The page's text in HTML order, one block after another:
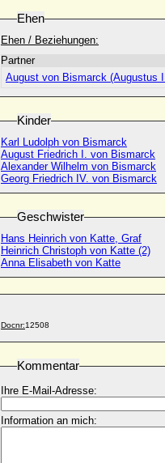
Ehen
Ehen / Beziehungen:
Partner
August von Bismarck (Augustus
Kinder
Karl Ludolph von Bismarck
August Friedrich I. von Bismarck
Alexander Wilhelm von Bismarck
Georg Friedrich IV. von Bismarck
Geschwister
Hans Heinrich von Katte, Graf
Heinrich Christoph von Katte (2)
Anna Elisabeth von Katte
Docnr:12508
Kommentar
Ihre E-Mail-Adresse:
Information an mich: